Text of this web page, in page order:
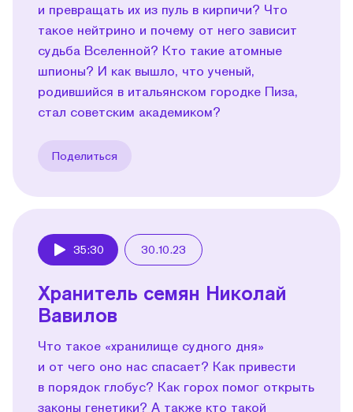
и превращать их из пуль в кирпичи? Что
такое нейтрино и почему от него зависит
судьба Вселенной? Кто такие атомные
шпионы? И как вышло, что ученый,
родившийся в итальянском городке Пиза,
стал советским академиком?
Поделиться
35:30 30.10.23
Хранитель семян Николай
Вавилов
Что такое «хранилище судного дня»
и от чего оно нас спасает? Как привести
в порядок глобус? Как горох помог открыть
законы генетики? А также кто такой